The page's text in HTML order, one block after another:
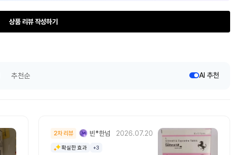
상품 리뷰 작성하기
추천순 AI 추천
2차 리뷰 빈*한넘 2026.07.20
확실한 효과 +3